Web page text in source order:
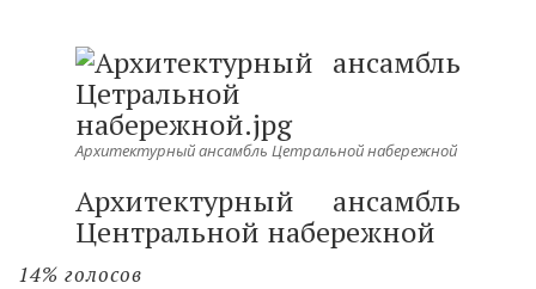
Архитектурный ансамбль Цетральной набережной
Архитектурный ансамбль
Центральной набережной
14% голосов